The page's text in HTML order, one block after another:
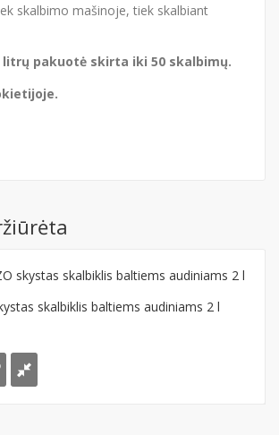
skalbimo mašinoje, tiek skalbiant
litrų pakuotė skirta iki 50 skalbimų.
skalbiklis baltiems audiniams 2 l